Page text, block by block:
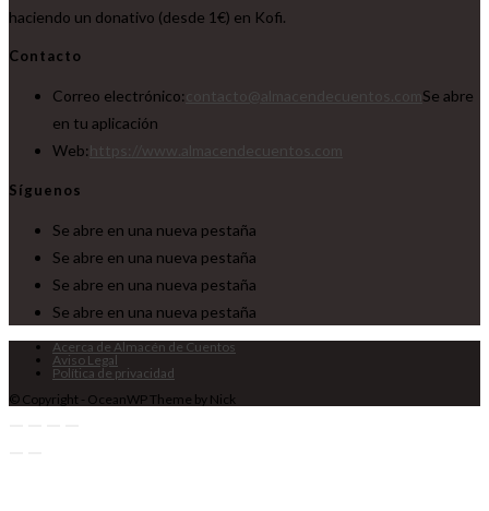
haciendo un donativo (desde 1€) en Kofi.
Contacto
Correo electrónico:
Se abre
en tu aplicación
Web:
Síguenos
Se abre en una nueva pestaña
Se abre en una nueva pestaña
Se abre en una nueva pestaña
Se abre en una nueva pestaña
Acerca de Almacén de Cuentos
Aviso Legal
Política de privacidad
© Copyright - OceanWP Theme by Nick